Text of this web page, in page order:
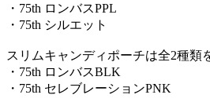
・75th ロンバスPPL
・75th シルエット
スリムキャンディポーチは全2種類
・75th ロンバスBLK
・75th セレブレーションPNK